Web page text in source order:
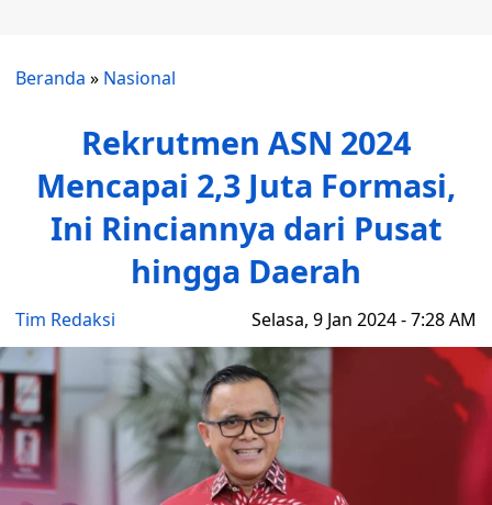
Beranda » Nasional
Rekrutmen ASN 2024
Mencapai 2,3 Juta Formasi,
Ini Rinciannya dari Pusat
hingga Daerah
Tim Redaksi Selasa, 9 Jan 2024 - 7:28 AM